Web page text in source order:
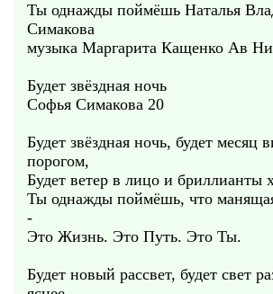
Ты однажды поймёшь Наталья
Симакова
музыка Маргарита Кащенко Ав
Будет звёздная ночь
Софья Симакова 20
Будет звёздная ночь, будет месяц
порогом,
Будет ветер в лицо и бриллианты
Ты однажды поймёшь, что
-
Это Жизнь. Это Путь. Это Ты.
Будет новый рассвет, будет свет